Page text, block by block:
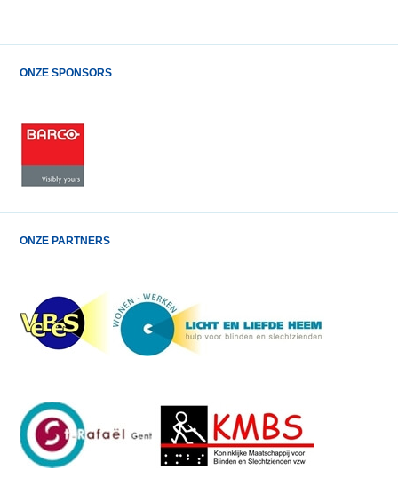
ONZE SPONSORS
ONZE PARTNERS